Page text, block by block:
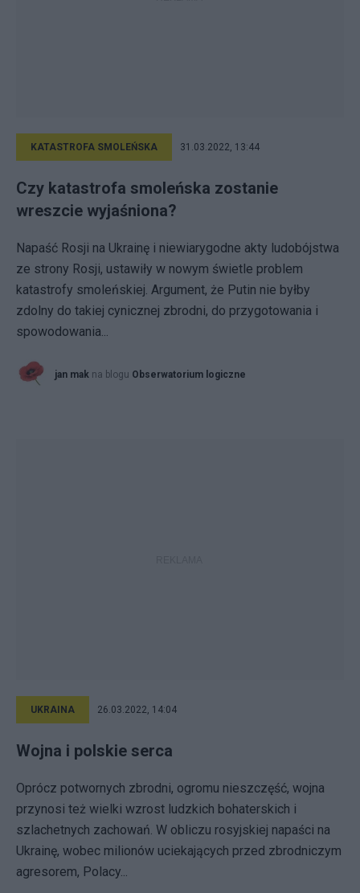
KATASTROFA SMOLEŃSKA 31.03.2022, 13:44
Czy katastrofa smoleńska zostanie
wreszcie wyjaśniona?
Napaść Rosji na Ukrainę i niewiarygodne akty ludobójstwa
ze strony Rosji, ustawiły w nowym świetle problem
katastrofy smoleńskiej. Argument, że Putin nie byłby
zdolny do takiej cynicznej zbrodni, do przygotowania i
spowodowania...
jan mak na blogu Obserwatorium logiczne
UKRAINA 26.03.2022, 14:04
Wojna i polskie serca
Oprócz potwornych zbrodni, ogromu nieszczęść, wojna
przynosi też wielki wzrost ludzkich bohaterskich i
szlachetnych zachowań. W obliczu rosyjskiej napaści na
Ukrainę, wobec milionów uciekających przed zbrodniczym
agresorem, Polacy...